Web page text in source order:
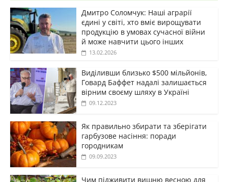
Дмитро Соломчук: Наші аграрії
єдині у світі, хто вміє вирощувати
продукцію в умовах сучасної війни
й може навчити цього інших
13.02.2026
Виділивши близько $500 мільйонів,
Говард Баффет надалі залишається
вірним своєму шляху в Україні
09.12.2023
Як правильно збирати та зберігати
гарбузове насіння: поради
городникам
09.09.2023
Чим підживити вишню весною для